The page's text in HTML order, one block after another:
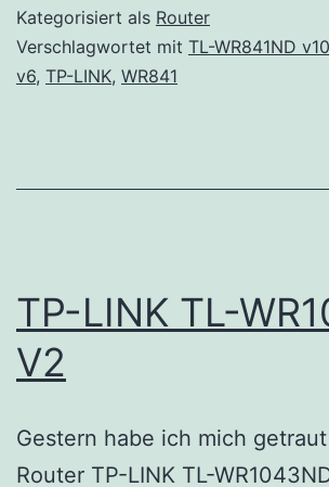
Kategorisiert als Router
Verschlagwortet mit TL-WR841ND v10
v6, TP-LINK, WR841
TP-LINK TL-
V2
Gestern habe ich mich
Router TP-LINK TL-